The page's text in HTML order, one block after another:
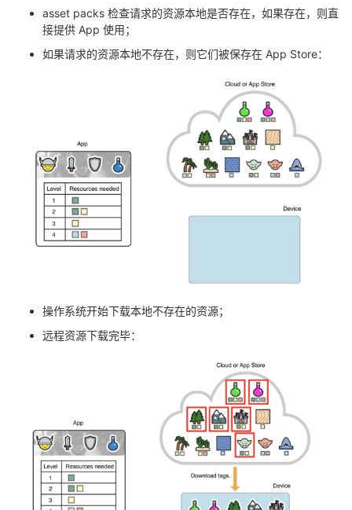
asset packs 检查请求的资源本地是否存在，如果存在，则直
接提供 App 使用；
如果请求的资源本地不存在，则它们被保存在 App Store：
操作系统开始下载本地不存在的资源；
远程资源下载完毕：